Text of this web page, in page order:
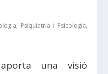
, Psiquiatria i Psicologia,
una visió